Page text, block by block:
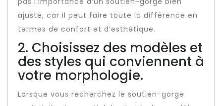
ajusté, car il peut faire toute la différence en
termes de confort et d’esthétique.
2. Choisissez des modèles et
des styles qui conviennent à
votre morphologie.
Lorsque vous recherchez le soutien-gorge